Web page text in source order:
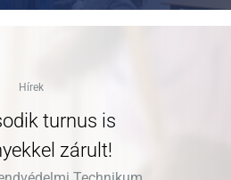
Hírek
turnus is
zárult!